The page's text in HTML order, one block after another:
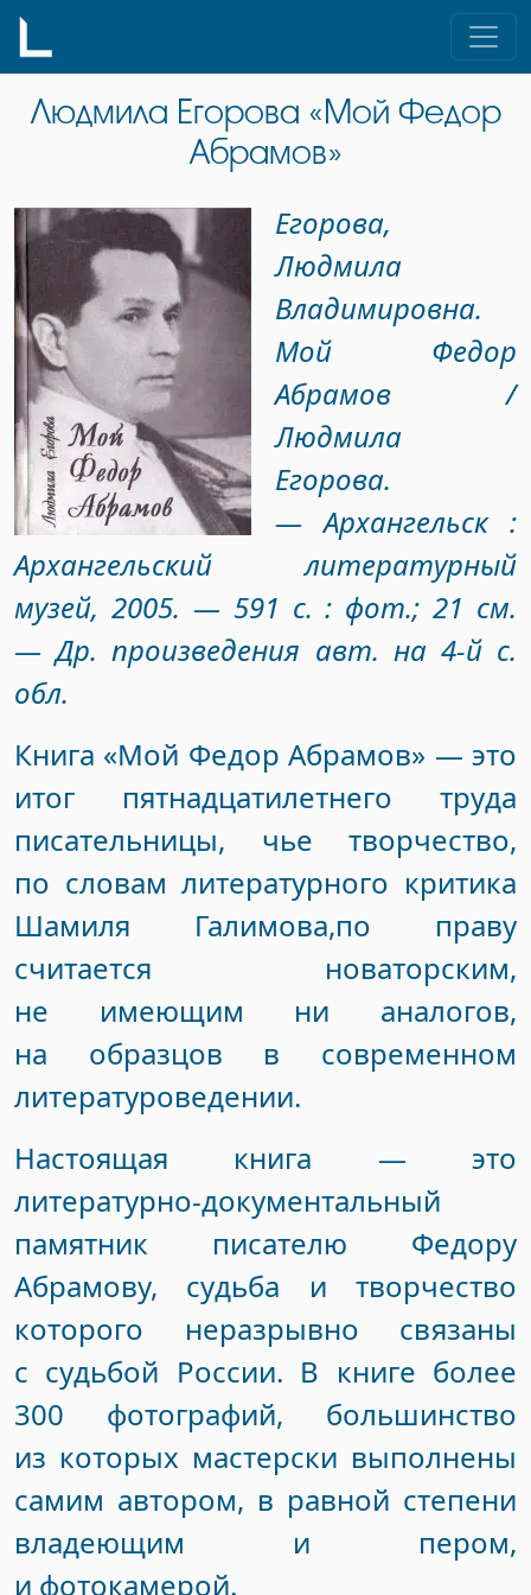
Skip
to
content
Людмила Егорова «Мой Федор
Абрамов»
Егорова,
Людмила
Владимировна.
Мой Федор
Абрамов /
Людмила
Егорова.
— Архангельск :
Архангельский литературный
музей, 2005. — 591 с. : фот.; 21 см.
— Др. произведения авт. на 4-й с.
обл.
Книга «Мой Федор Абрамов» — это
итог пятнадцатилетнего труда
писательницы, чье творчество,
по словам литературного критика
Шамиля Галимова,пo праву
считается новаторским,
не имеющим ни аналогов,
на образцов в современном
литературоведении.
Настоящая книга — это
литературно-документальный
памятник писателю Федору
Абрамову, судьба и творчество
которого неразрывно связаны
с судьбой России. В книге более
300 фотографий, большинство
из которых мастерски выполнены
самим автором, в равной степени
владеющим и пером,
и фотокамерой.